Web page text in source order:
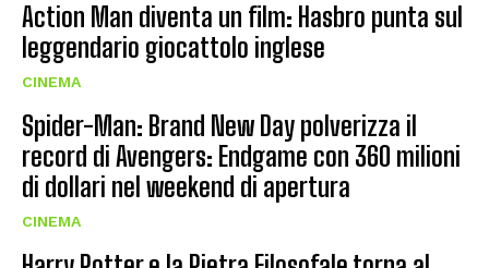
Action Man diventa un film: Hasbro punta sul
leggendario giocattolo inglese
CINEMA
Spider-Man: Brand New Day polverizza il
record di Avengers: Endgame con 360 milioni
di dollari nel weekend di apertura
CINEMA